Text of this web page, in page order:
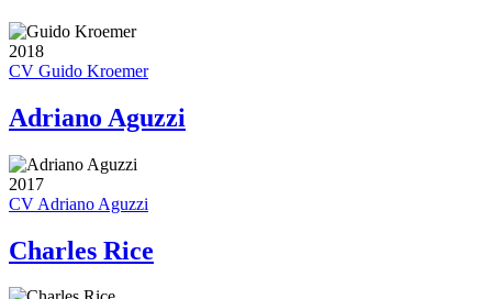
2018
CV Guido Kroemer
Adriano Aguzzi
2017
CV Adriano Aguzzi
Charles Rice